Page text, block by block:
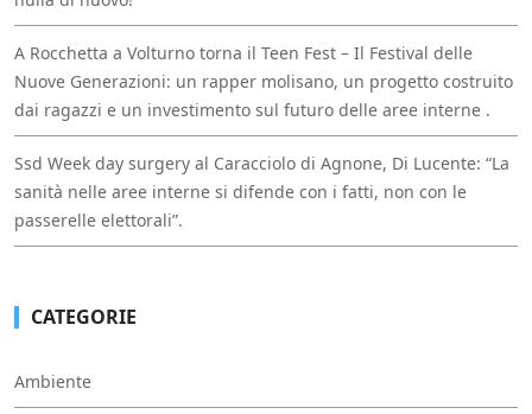
A Rocchetta a Volturno torna il Teen Fest – Il Festival delle
Nuove Generazioni: un rapper molisano, un progetto costruito
dai ragazzi e un investimento sul futuro delle aree interne .
Ssd Week day surgery al Caracciolo di Agnone, Di Lucente: “La
sanità nelle aree interne si difende con i fatti, non con le
passerelle elettorali”.
CATEGORIE
Ambiente